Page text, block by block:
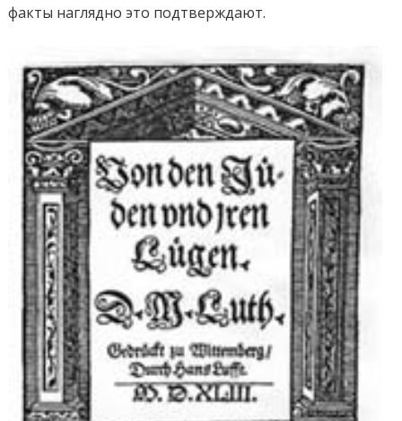
факты наглядно это подтверждают.